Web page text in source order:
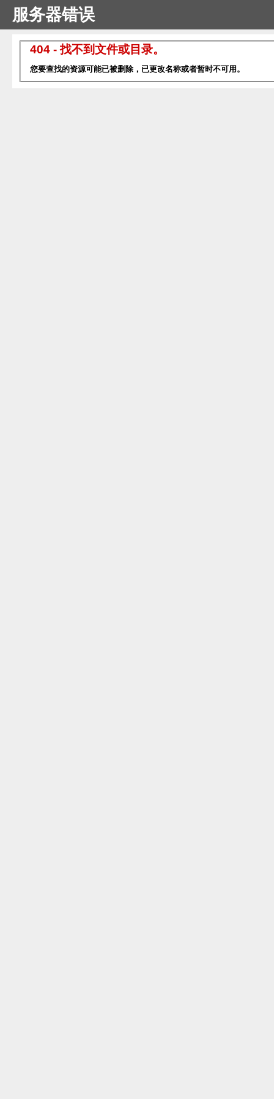
服务器错误
404 - 找不到文件或目录。
您要查找的资源可能已被删除，已更改名称或者暂时不可用。